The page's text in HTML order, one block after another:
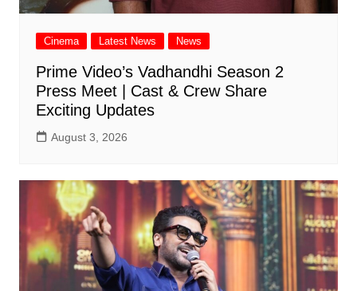
Cinema Latest News News
Prime Video’s Vadhandhi Season 2
Press Meet | Cast & Crew Share
Exciting Updates
August 3, 2026